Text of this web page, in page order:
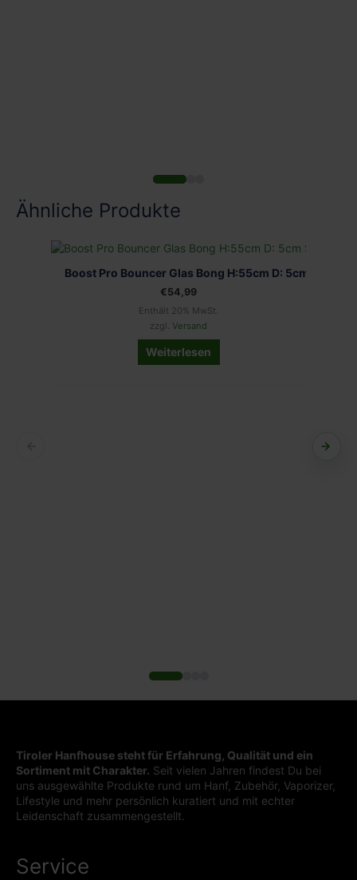
Ähnliche Produkte
Boost Pro Bouncer Glas Bong H:55cm D: 5cm S:
€54,99
Enthält 20% MwSt.
zzgl. Versand
Weiterlesen
Tiroler Hanfhouse steht für Erfahrung, Qualität und ein
Sortiment mit Charakter. Seit vielen Jahren findest Du bei
uns ausgewählte Produkte rund um Hanf, Zubehör, Vaporizer,
Lifestyle und mehr persönlich kuratiert und mit echter
Leidenschaft zusammengestellt.
Service